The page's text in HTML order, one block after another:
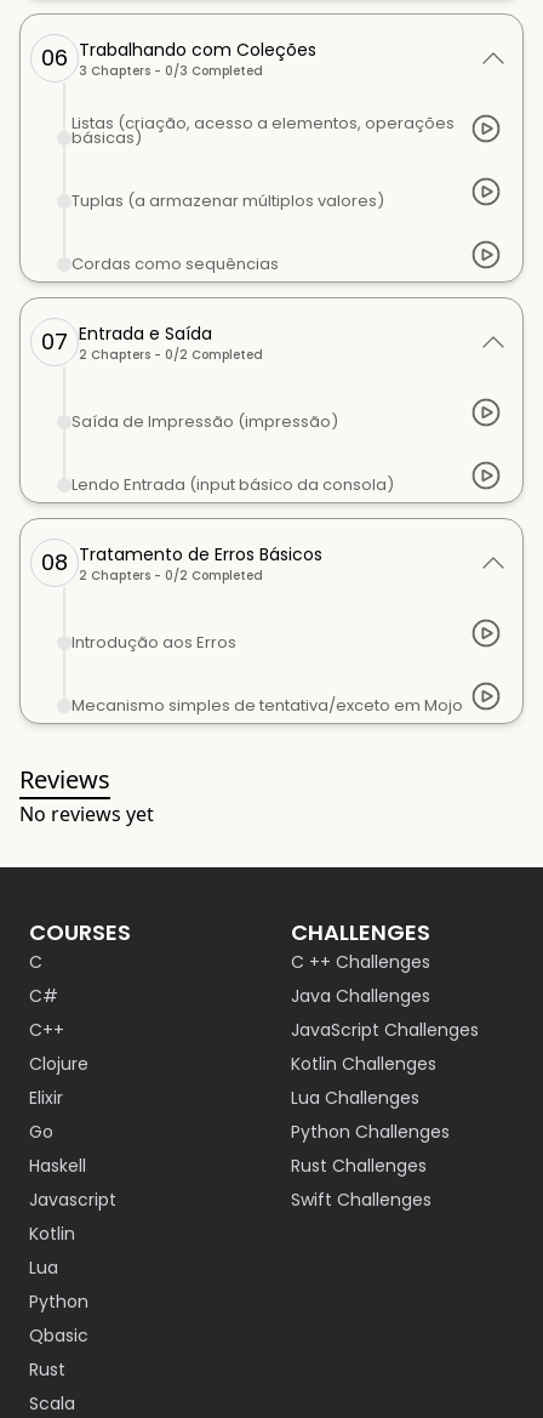
06 Trabalhando com Coleções
3 Chapters - 0/3 Completed
Listas (criação, acesso a elementos, operações
básicas)
Tuplas (a armazenar múltiplos valores)
Cordas como sequências
07 Entrada e Saída
2 Chapters - 0/2 Completed
Saída de Impressão (impressão)
Lendo Entrada (input básico da consola)
08 Tratamento de Erros Básicos
2 Chapters - 0/2 Completed
Introdução aos Erros
Mecanismo simples de tentativa/exceto em Mojo
Reviews
No reviews yet
COURSES
C
C#
C++
Clojure
Elixir
Go
Haskell
Javascript
Kotlin
Lua
Python
Qbasic
Rust
Scala
CHALLENGES
C ++ Challenges
Java Challenges
JavaScript Challenges
Kotlin Challenges
Lua Challenges
Python Challenges
Rust Challenges
Swift Challenges